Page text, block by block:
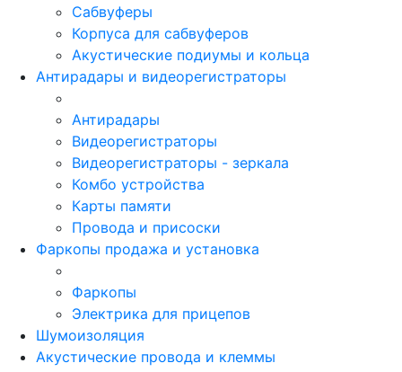
Сабвуферы
Корпуса для сабвуферов
Акустические подиумы и кольца
Антирадары и видеорегистраторы
Антирадары
Видеорегистраторы
Видеорегистраторы - зеркала
Комбо устройства
Карты памяти
Провода и присоски
Фаркопы продажа и установка
Фаркопы
Электрика для прицепов
Шумоизоляция
Акустические провода и клеммы